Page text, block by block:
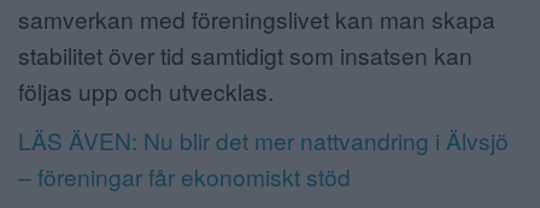
samverkan med föreningslivet kan man skapa
stabilitet över tid samtidigt som insatsen kan
följas upp och utvecklas.
LÄS ÄVEN: Nu blir det mer nattvandring i Älvsjö
– föreningar får ekonomiskt stöd